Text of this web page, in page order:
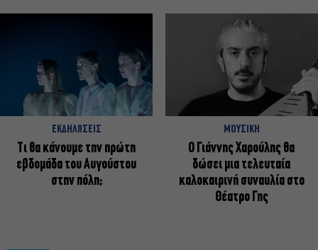
ΕΚΔΗΛΩΣΕΙΣ
Τι θα κάνουμε την πρώτη
εβδομάδα του Αυγούστου
στην πόλη;
ΜΟΥΣΙΚΗ
Ο Γιάννης Χαρούλης θα
δώσει μια τελευταία
καλοκαιρινή συναυλία στο
Θέατρο Γης